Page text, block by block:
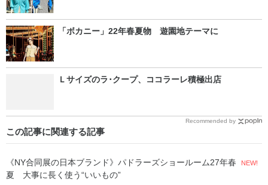
「ボカニー」22年春夏物 遊園地テーマに
Ｌサイズのラ･クープ、ココラーレ積極出店
Recommended by
この記事に関連する記事
《NY合同展の日本ブランド》パドラーズショールーム27年春
夏 大事に長く使う“いいもの”
NEW!